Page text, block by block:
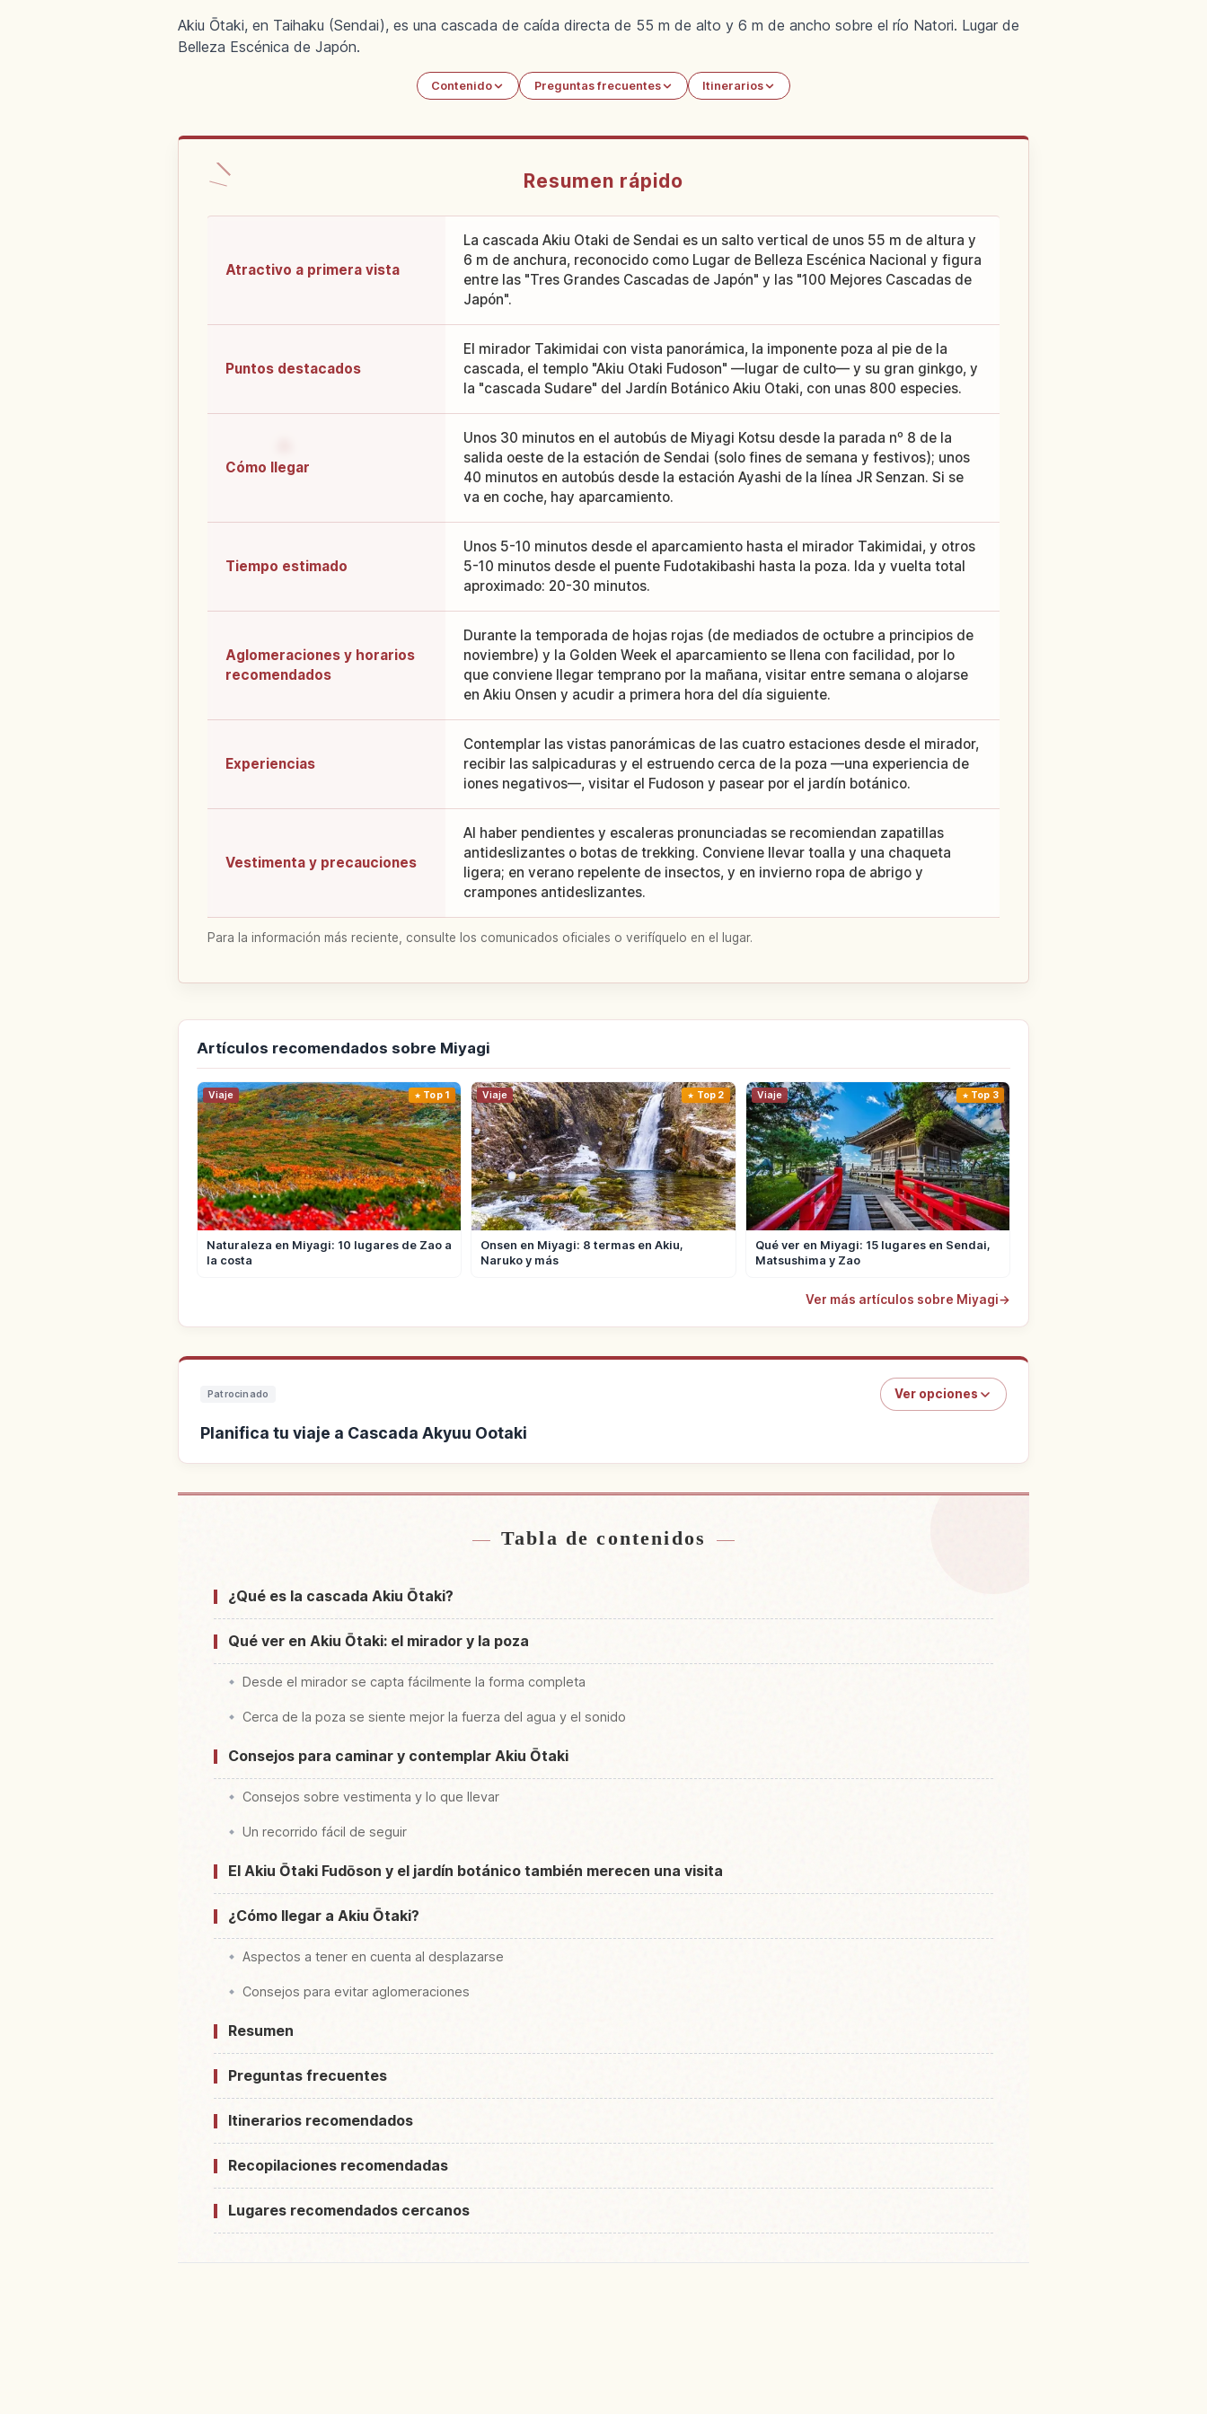
Akiu Ōtaki, en Taihaku (Sendai), es una cascada de caída directa de 55 m de alto y 6 m de ancho sobre el río Natori. Lugar de
Belleza Escénica de Japón.
Contenido Preguntas frecuentes Itinerarios
Resumen rápido
Atractivo a primera vista
La cascada Akiu Otaki de Sendai es un salto vertical de unos 55 m de altura y
6 m de anchura, reconocido como Lugar de Belleza Escénica Nacional y figura
entre las "Tres Grandes Cascadas de Japón" y las "100 Mejores Cascadas de
Japón".
Puntos destacados
El mirador Takimidai con vista panorámica, la imponente poza al pie de la
cascada, el templo "Akiu Otaki Fudoson" —lugar de culto— y su gran ginkgo, y
la "cascada Sudare" del Jardín Botánico Akiu Otaki, con unas 800 especies.
Cómo llegar
Unos 30 minutos en el autobús de Miyagi Kotsu desde la parada nº 8 de la
salida oeste de la estación de Sendai (solo fines de semana y festivos); unos
40 minutos en autobús desde la estación Ayashi de la línea JR Senzan. Si se
va en coche, hay aparcamiento.
Tiempo estimado
Unos 5-10 minutos desde el aparcamiento hasta el mirador Takimidai, y otros
5-10 minutos desde el puente Fudotakibashi hasta la poza. Ida y vuelta total
aproximado: 20-30 minutos.
Aglomeraciones y horarios
recomendados
Durante la temporada de hojas rojas (de mediados de octubre a principios de
noviembre) y la Golden Week el aparcamiento se llena con facilidad, por lo
que conviene llegar temprano por la mañana, visitar entre semana o alojarse
en Akiu Onsen y acudir a primera hora del día siguiente.
Experiencias
Contemplar las vistas panorámicas de las cuatro estaciones desde el mirador,
recibir las salpicaduras y el estruendo cerca de la poza —una experiencia de
iones negativos—, visitar el Fudoson y pasear por el jardín botánico.
Vestimenta y precauciones
Al haber pendientes y escaleras pronunciadas se recomiendan zapatillas
antideslizantes o botas de trekking. Conviene llevar toalla y una chaqueta
ligera; en verano repelente de insectos, y en invierno ropa de abrigo y
crampones antideslizantes.
Para la información más reciente, consulte los comunicados oficiales o verifíquelo en el lugar.
Artículos recomendados sobre Miyagi
Viaje Top 1
Naturaleza en Miyagi: 10 lugares de Zao a
la costa
Viaje Top 2
Onsen en Miyagi: 8 termas en Akiu,
Naruko y más
Viaje Top 3
Qué ver en Miyagi: 15 lugares en Sendai,
Matsushima y Zao
Ver más artículos sobre Miyagi→
Patrocinado Ver opciones
Planifica tu viaje a Cascada Akyuu Ootaki
Tabla de contenidos
¿Qué es la cascada Akiu Ōtaki?
Qué ver en Akiu Ōtaki: el mirador y la poza
Desde el mirador se capta fácilmente la forma completa
Cerca de la poza se siente mejor la fuerza del agua y el sonido
Consejos para caminar y contemplar Akiu Ōtaki
Consejos sobre vestimenta y lo que llevar
Un recorrido fácil de seguir
El Akiu Ōtaki Fudōson y el jardín botánico también merecen una visita
¿Cómo llegar a Akiu Ōtaki?
Aspectos a tener en cuenta al desplazarse
Consejos para evitar aglomeraciones
Resumen
Preguntas frecuentes
Itinerarios recomendados
Recopilaciones recomendadas
Lugares recomendados cercanos